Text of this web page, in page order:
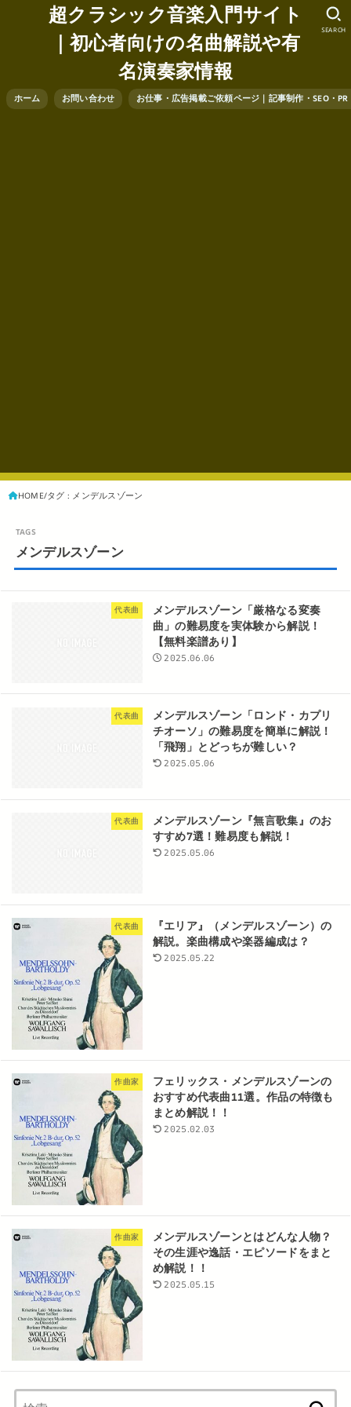
超クラシック音楽入門サイト
｜初心者向けの名曲解説や有
名演奏家情報
ホーム お問い合わせ お仕事・広告掲載ご依頼ページ｜記事制作・SEO・
SEARCH
HOME タグ : メンデルスゾーン
メンデルスゾーン
代表曲
メンデルスゾーン「厳格なる変奏
曲」の難易度を実体験から解説！
【無料楽譜あり】
2025.06.06
代表曲
メンデルスゾーン「ロンド・カプリ
チオーソ」の難易度を簡単に解説！
「飛翔」とどっちが難しい？
2025.05.06
代表曲
メンデルスゾーン『無言歌集』のお
すすめ7選！難易度も解説！
2025.05.06
代表曲
『エリア』（メンデルスゾーン）の
解説。楽曲構成や楽器編成は？
2025.05.22
作曲家
フェリックス・メンデルスゾーンの
おすすめ代表曲11選。作品の特徴も
まとめ解説！！
2025.02.03
作曲家
メンデルスゾーンとはどんな人物？
その生涯や逸話・エピソードをまと
め解説！！
2025.05.15